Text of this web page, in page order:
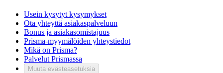
Usein kysytyt kysymykset
Ota yhteyttä asiakaspalveluun
Bonus ja asiakasomistajuus
Prisma-myymälöiden yhteystiedot
Mikä on Prisma?
Palvelut Prismassa
Muuta evästeasetuksia